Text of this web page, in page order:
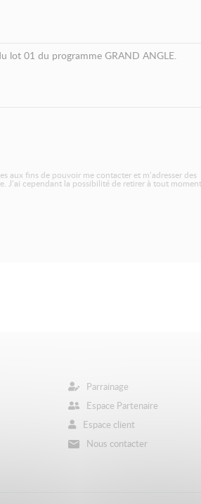
aux fins de pouvoir me contacter et m’adresser des
J’ai cependant la possibilité de retirer à tout
Parrainage
Espace Partenaire
Espace client
Nous contacter